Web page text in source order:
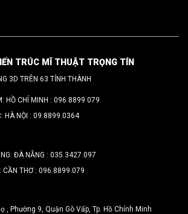
TRÚC MĨ THUẬT TRỌNG TÍN
3D TRÊN 63 TỈNH THÀNH
HỒ CHÍ MINH : 096 8899 079
HÀ NỘI : 09.8899.0364
ĐÀ NẴNG : 035.3427.097
CẦN THƠ : 096.8899.079
, Phường 9, Quận Gò Vấp, Tp. Hồ Chính Minh